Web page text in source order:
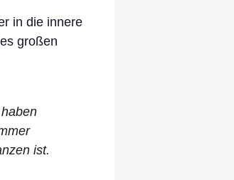
in die innere
großen
ist.